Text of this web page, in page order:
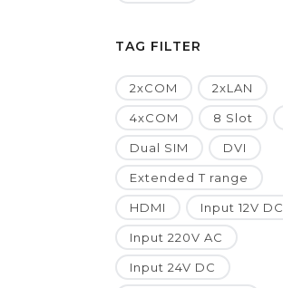
TAG FILTER
2xCOM 2xLAN
4xCOM 8 Slot
Dual SIM DVI
Extended T range
HDMI Input 12V DC
Input 220V AC
Input 24V DC